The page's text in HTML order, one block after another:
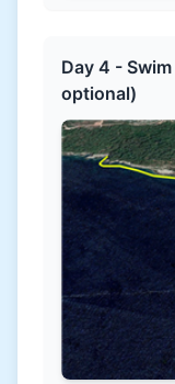
Day 4 -
optional)